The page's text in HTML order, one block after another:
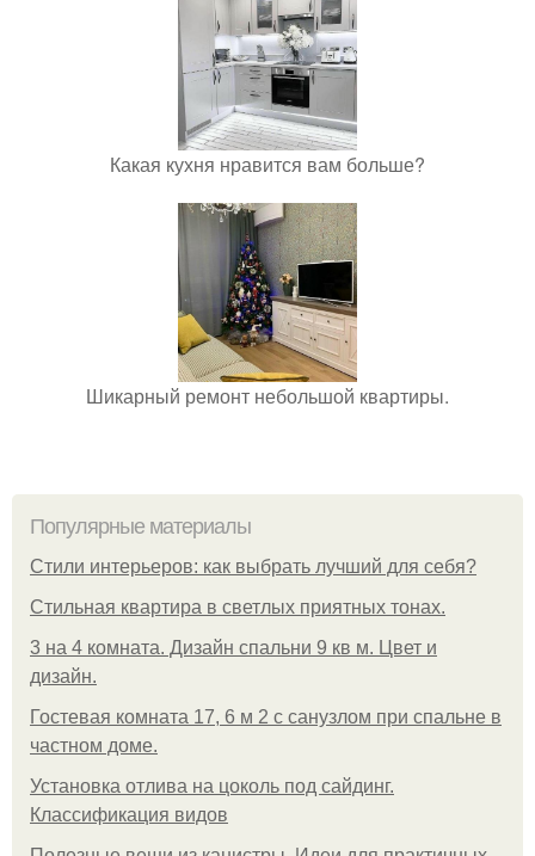
Какая кухня нравится вам больше?
Шикарный ремонт небольшой квартиры.
Популярные материалы
Стили интерьеров: как выбрать лучший для себя?
Стильная квартира в светлых приятных тонах.
3 на 4 комната. Дизайн спальни 9 кв м. Цвет и
дизайн.
Гостевая комната 17, 6 м 2 с санузлом при спальне в
частном доме.
Установка отлива на цоколь под сайдинг.
Классификация видов